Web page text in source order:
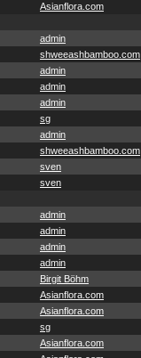
Asianflora.com
admin
shweeashbamboo.com
admin
admin
admin
sg
admin
shweeashbamboo.com
sven
sven
admin
admin
admin
admin
Birgit Böhm
Asianflora.com
Asianflora.com
sg
Asianflora.com